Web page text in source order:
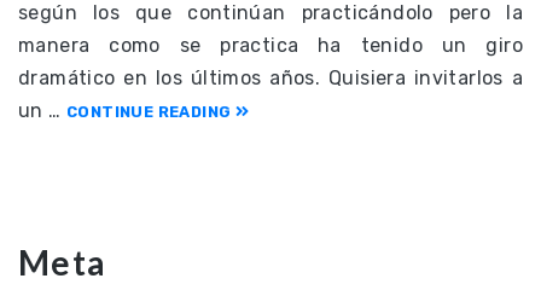
según los que continúan practicándolo pero la
manera como se practica ha tenido un giro
dramático en los últimos años. Quisiera invitarlos a
un … CONTINUE READING
Meta